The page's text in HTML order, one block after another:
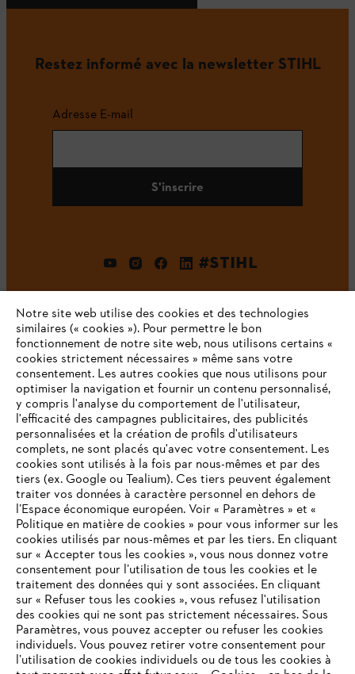
Restez informé avec la newsletter STIHL
Adresse E-mail
S'inscrire
#STIHL
L'Entreprise
STIHL FAQ
Contact
Politique de protection des données
Mentions légales Utilisation des cookies
VOTRE NAVIGATEUR INTERNET
N'EST PLUS PRIS EN CHARGE
Vous utilisez un navigateur Internet que nous ne prenons plus
en charge, et certaines fonctionnalités de notre site ne
Notre site web utilise des cookies et des technologies
similaires (« cookies »). Pour permettre le bon
fonctionnement de notre site web, nous utilisons certains «
cookies strictement nécessaires » même sans votre
consentement. Les autres cookies que nous utilisons pour
optimiser la navigation et fournir un contenu personnalisé,
y compris l'analyse du comportement de l'utilisateur,
l'efficacité des campagnes publicitaires, des publicités
personnalisées et la création de profils d'utilisateurs
complets, ne sont placés qu'avec votre consentement. Les
cookies sont utilisés à la fois par nous-mêmes et par des
tiers (ex. Google ou Tealium). Ces tiers peuvent également
traiter vos données à caractère personnel en dehors de
l’Espace économique européen. Voir « Paramètres » et «
Politique en matière de cookies » pour vous informer sur les
cookies utilisés par nous-mêmes et par les tiers. En cliquant
sur « Accepter tous les cookies », vous nous donnez votre
consentement pour l’utilisation de tous les cookies et le
traitement des données qui y sont associées. En cliquant
sur « Refuser tous les cookies », vous refusez l'utilisation
des cookies qui ne sont pas strictement nécessaires. Sous
Paramètres, vous pouvez accepter ou refuser les cookies
individuels. Vous pouvez retirer votre consentement pour
l’utilisation de cookies individuels ou de tous les cookies à